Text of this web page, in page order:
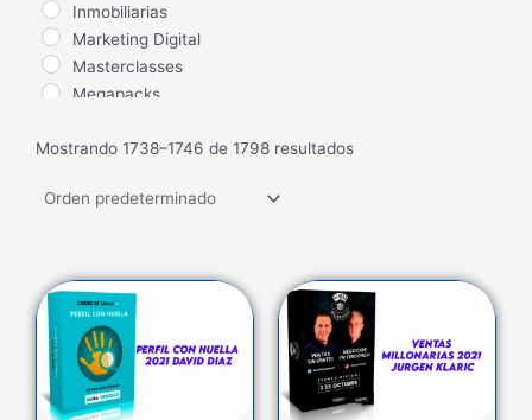
Inmobiliarias
Marketing Digital
Masterclasses
Megapacks
Salud
Trading
Mostrando 1738–1746 de 1798 resultados